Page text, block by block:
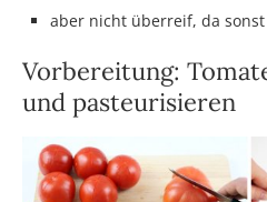
aber nicht überreif, da
Vorbereitung:
und pasteurisieren